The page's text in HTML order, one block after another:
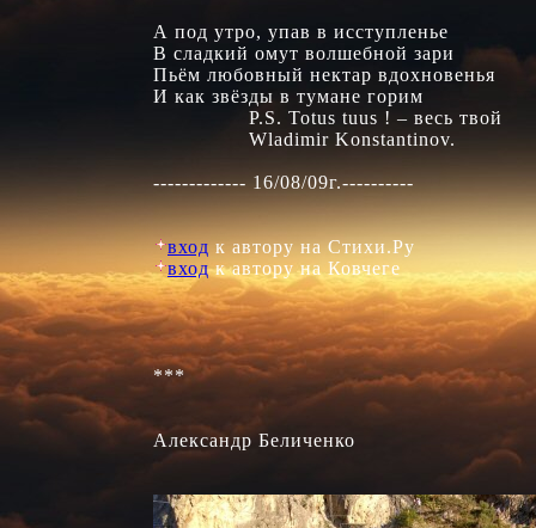
А под утро, упав в исступленье
В сладкий омут волшебной зари
Пьём любовный нектар вдохновенья
И как звёзды в тумане горим
                P.S. Totus tuus ! – весь твой
                Wladimir Konstantinov.
------------- 16/08/09г.----------
вход
вход к автору на Ковчеге
***
Александр Беличенко